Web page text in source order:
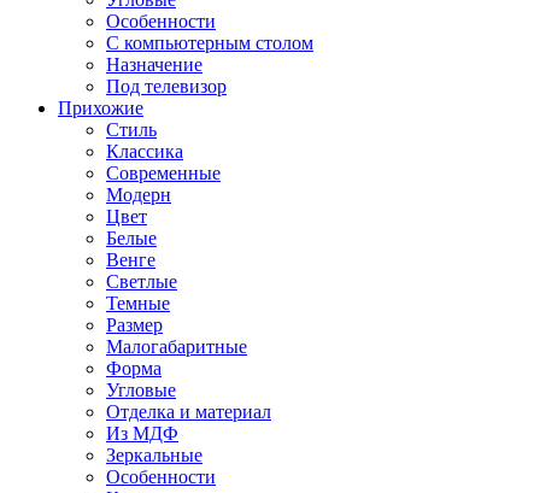
Особенности
С компьютерным столом
Назначение
Под телевизор
Прихожие
Стиль
Классика
Современные
Модерн
Цвет
Белые
Венге
Светлые
Темные
Размер
Малогабаритные
Форма
Угловые
Отделка и материал
Из МДФ
Зеркальные
Особенности